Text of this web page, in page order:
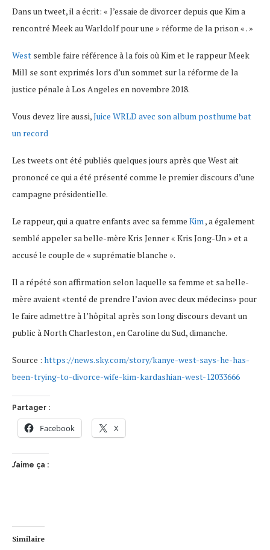
Dans un tweet, il a écrit: « J’essaie de divorcer depuis que Kim a
rencontré Meek au Warldolf pour une » réforme de la prison « . »
West semble faire référence à la fois où Kim et le rappeur Meek
Mill se sont exprimés lors d’un sommet sur la réforme de la
justice pénale à Los Angeles en novembre 2018.
Vous devez lire aussi,Juice WRLD avec son album posthume bat
un record
Les tweets ont été publiés quelques jours après que West ait
prononcé ce qui a été présenté comme le premier discours d’une
campagne présidentielle.
Le rappeur, qui a quatre enfants avec sa femme Kim, a également
semblé appeler sa belle-mère Kris Jenner « Kris Jong-Un » et a
accusé le couple de « suprématie blanche ».
Il a répété son affirmation selon laquelle sa femme et sa belle-
mère avaient «tenté de prendre l’avion avec deux médecins» pour
le faire admettre à l’hôpital après son long discours devant un
public à North Charleston , en Caroline du Sud, dimanche.
Source : https://news.sky.com/story/kanye-west-says-he-has-
been-trying-to-divorce-wife-kim-kardashian-west-12033666
Partager :
Facebook X
J’aime ça :
Similaire